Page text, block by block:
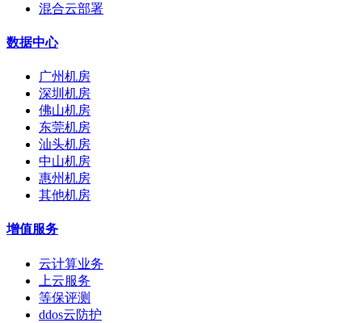
混合云部署
数据中心
广州机房
深圳机房
佛山机房
东莞机房
汕头机房
中山机房
惠州机房
其他机房
增值服务
云计算业务
上云服务
等保评测
ddos云防护